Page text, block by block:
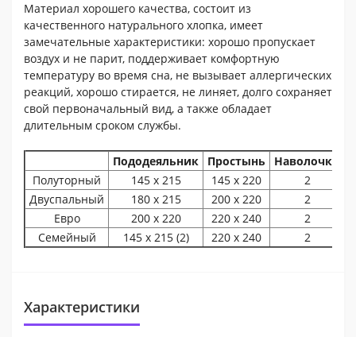
Материал хорошего качества, состоит из
качественного натурального хлопка, имеет
замечательные характеристики: хорошо пропускает
воздух и не парит, поддерживает комфортную
температуру во время сна, не вызывает аллергических
реакций, хорошо стирается, не линяет, долго сохраняет
свой первоначальный вид, а также обладает
длительным сроком службы.
Пододеяльник Простынь
Наволочки
Полуторный
145 х 215 145 х 220
2
Двуспальный
180 х 215 200 х 220
2
Евро
200 х 220 220 х 240
2
Семейный
145 х 215 (2) 220 х 240 2
Характеристики